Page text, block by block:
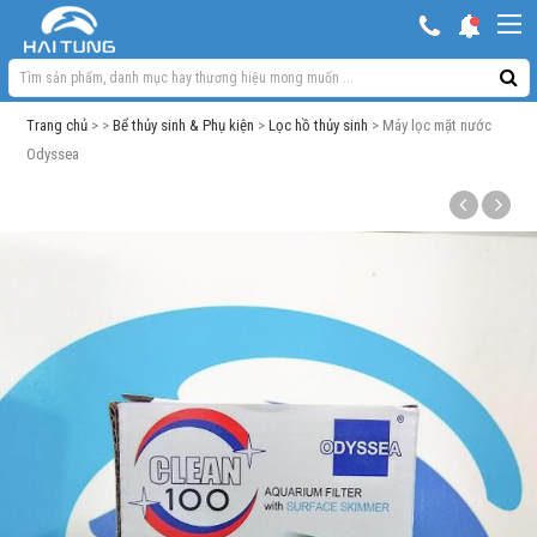
Trang chủ > >Bể thủy sinh & Phụ kiện >Lọc hồ thủy sinh > Máy lọc mặt nước
Odyssea
Hồ ngoài trời & phụ kiện
Đèn bể cá
Bể cá cảnh
Trang trí bể cá